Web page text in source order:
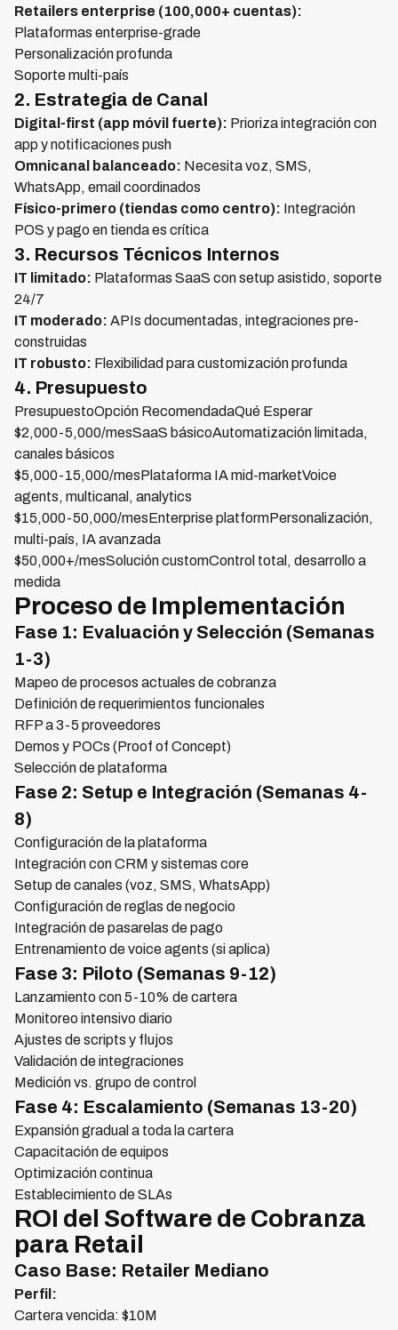
Retailers enterprise (100,000+ cuentas):
Plataformas enterprise-grade
Personalización profunda
Soporte multi-país
2. Estrategia de Canal
Digital-first (app móvil fuerte): Prioriza integración con
app y notificaciones push
Omnicanal balanceado: Necesita voz, SMS,
WhatsApp, email coordinados
Físico-primero (tiendas como centro): Integración
POS y pago en tienda es crítica
3. Recursos Técnicos Internos
IT limitado: Plataformas SaaS con setup asistido, soporte
24/7
IT moderado: APIs documentadas, integraciones pre-
construidas
IT robusto: Flexibilidad para customización profunda
4. Presupuesto
PresupuestoOpción RecomendadaQué Esperar
$2,000-5,000/mesSaaS básicoAutomatización limitada,
canales básicos
$5,000-15,000/mesPlataforma IA mid-marketVoice
agents, multicanal, analytics
$15,000-50,000/mesEnterprise platformPersonalización,
multi-país, IA avanzada
$50,000+/mesSolución customControl total, desarrollo a
medida
Proceso de Implementación
Fase 1: Evaluación y Selección (Semanas
1-3)
Mapeo de procesos actuales de cobranza
Definición de requerimientos funcionales
RFP a 3-5 proveedores
Demos y POCs (Proof of Concept)
Selección de plataforma
Fase 2: Setup e Integración (Semanas 4-
8)
Configuración de la plataforma
Integración con CRM y sistemas core
Setup de canales (voz, SMS, WhatsApp)
Configuración de reglas de negocio
Integración de pasarelas de pago
Entrenamiento de voice agents (si aplica)
Fase 3: Piloto (Semanas 9-12)
Lanzamiento con 5-10% de cartera
Monitoreo intensivo diario
Ajustes de scripts y flujos
Validación de integraciones
Medición vs. grupo de control
Fase 4: Escalamiento (Semanas 13-20)
Expansión gradual a toda la cartera
Capacitación de equipos
Optimización continua
Establecimiento de SLAs
ROI del Software de Cobranza
para Retail
Caso Base: Retailer Mediano
Perfil:
Cartera vencida: $10M